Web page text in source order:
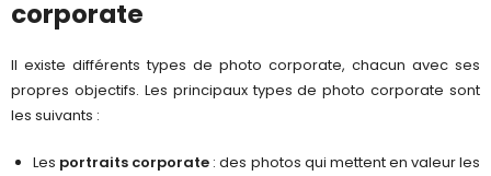
corporate
Il existe différents types de photo corporate, chacun avec ses
propres objectifs. Les principaux types de photo corporate sont
les suivants :
Les portraits corporate : des photos qui mettent en valeur les